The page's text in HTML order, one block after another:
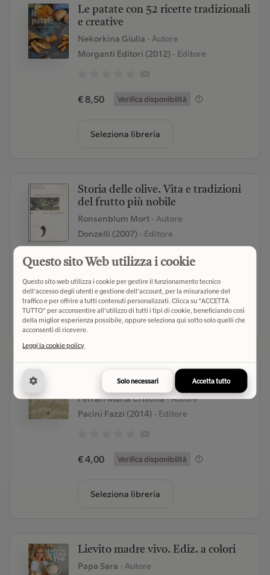
Le patate con 52 ricette tradizionali
e creative
Nekorkina Giulia - Autore
Morganti Editori (2012)- Editore
(0)
€ 8,50 Verifica disponibilità
Seleziona libreria
Storia delle olive. Vita e tradizioni
del frutto più nobile
Ronsenblum Mort - Autore
Donzelli (2007)- Editore
€ 18,00 Verifica disponibilità
Seleziona libreria
Orzo, avena, miglio e mais. I sapori
dimenticati
Ferrari Maria Cristina- Autore
Pacini Fazzi (2014)- Editore
(0)
€ 4,00 Verifica disponibilità
Seleziona libreria
Lievito madre vivo. Ediz. a colori
Papa Sara - Autore
Questo sito Web utilizza i cookie
Questo sito web utilizza i cookie per gestire il funzionamento tecnico
dell'accesso degli utenti e gestione dell'account, per la misurazione del
traffico e per offrire a tutti contenuti personalizzati. Clicca su "ACCETTA
TUTTO" per acconsentire all'utilizzo di tutti i tipi di cookie, beneficiando così
della miglior esperienza possibile, oppure seleziona qui sotto solo quelli che
acconsenti di ricevere.
Leggi la cookie policy
Solo necessari Accetta tutto